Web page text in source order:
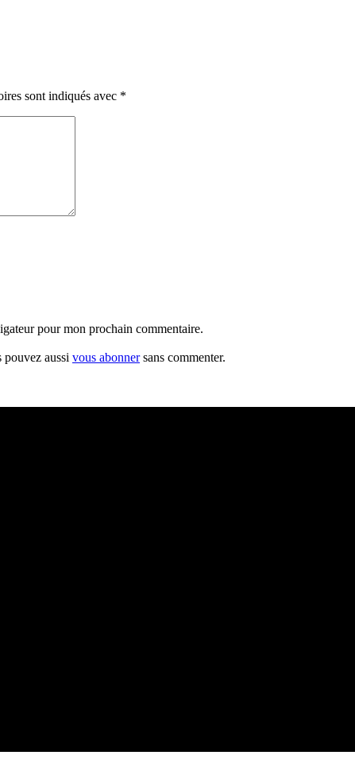
sont indiqués avec *
pour mon prochain commentaire.
aussi vous abonnersans commenter.